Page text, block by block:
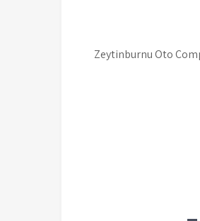
Zeytinburnu Oto